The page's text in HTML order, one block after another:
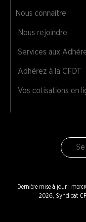
Branche Plasturgie
Nous connaître
Nous rejoindre
Services aux
Adhérez à la CFDT
Vos cotisations en
Dernière mise à jour :
2026, Syndicat